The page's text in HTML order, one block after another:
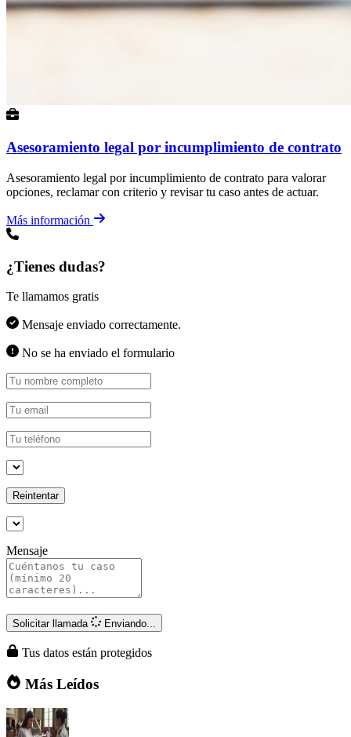
Asesoramiento legal por incumplimiento de contrato
Asesoramiento legal por incumplimiento de contrato para valorar
opciones, reclamar con criterio y revisar tu caso antes de actuar.
Más información
¿Tienes dudas?
Te llamamos gratis
Mensaje enviado correctamente.
No se ha enviado el formulario
Reintentar
Mensaje
Solicitar llamada Enviando...
Tus datos están protegidos
Más Leídos